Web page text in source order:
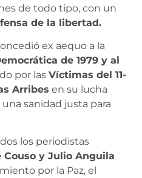
de todo tipo, con un
de la libertad.
ex aequo a la
de 1979 y al
por las Víctimas del 11-
Arribes en su lucha
sanidad justa para
los periodistas
Couso y Julio Anguila
por la Paz, el